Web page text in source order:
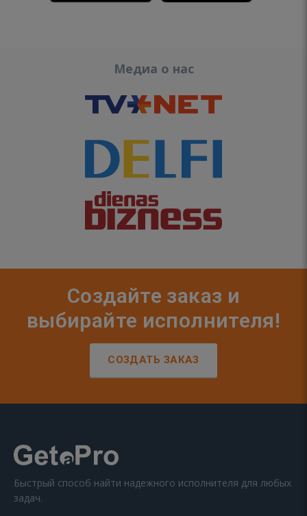
Медиа о нас
Создайте заказ и
выбирайте исполнителя!
СОЗДАТЬ ЗАКАЗ
Быстрый способ найти надежного исполнителя для любых
задач.